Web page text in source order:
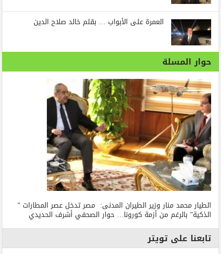
العمرة على الأبواب … بقلم خالد صلاح الدين
حوار المسلة
الطيار محمد منار وزير الطيران المدنى: مصر تدخل عصر المطارات ”
الذكية” بالرغم من أزمة كورونا… حوار الصحفي أشرف الحديدي
تابعنا على تويتر